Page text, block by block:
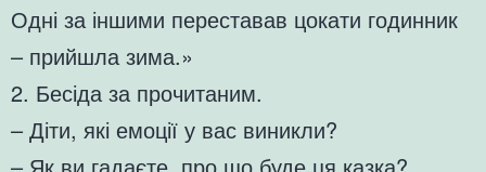
Одні за іншими переставав цокати годинник
– прийшла зима.»
2. Бесіда за прочитаним.
– Діти, які емоції у вас виникли?